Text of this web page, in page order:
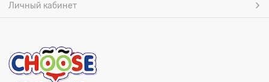
Личный кабинет